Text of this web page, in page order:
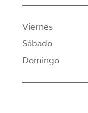
Viernes
Sábado
Domingo